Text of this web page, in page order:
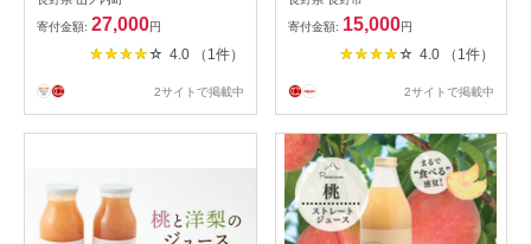
寄付金額: 27,000円
4.0 （1件）
2サイトで掲載中
滴 ストレート 人気 おすすめ
果汁100% 桃 もも モモ 飲料
ドリンク 送料無料 長野県 長
寄付金額: 15,000円
4.0 （1件）
2サイトで掲載中